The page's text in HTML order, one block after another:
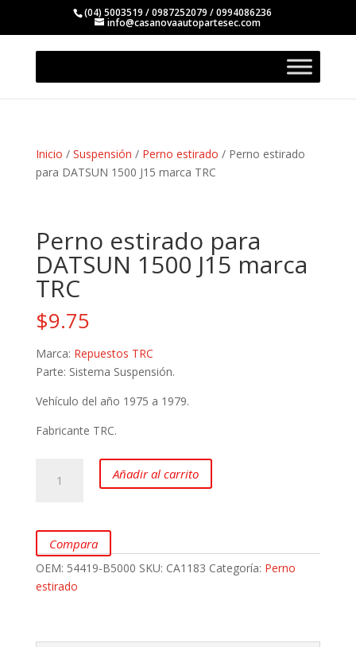
(04) 5003519 / 0987252079 / 0994086236
info@casanovaautopartesec.com
Inicio / Suspensión / Perno estirado / Perno estirado
para DATSUN 1500 J15 marca TRC
Perno estirado para
DATSUN 1500 J15 marca
TRC
$9.75
Marca: Repuestos TRC
Parte: Sistema Suspensión.
Vehículo del año 1975 a 1979.
Fabricante TRC.
estirado
1500
J15
marca
TRC
Añadir al carrito
Compara
OEM: 54419-B5000 SKU: CA1183 Categoría: Perno
estirado